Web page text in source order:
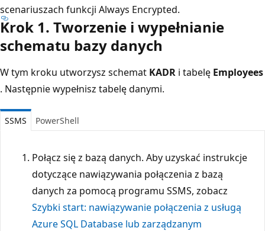
scenariuszach funkcji Always Encrypted.
Krok 1. Tworzenie i wypełnianie
schematu bazy danych
W tym kroku utworzysz schemat KADR i tabelę Employees
. Następnie wypełnisz tabelę danymi.
SSMS PowerShell
Połącz się z bazą danych. Aby uzyskać instrukcje
dotyczące nawiązywania połączenia z bazą
danych za pomocą programu SSMS, zobacz
Szybki start: nawiązywanie połączenia z usługą
Azure SQL Database lub zarządzanym